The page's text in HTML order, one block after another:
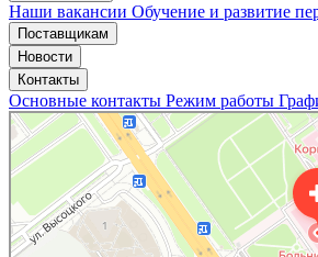
Наши вакансии Обучение и развитие
Поставщикам
Новости
Контакты
Основные контакты Режим работы
«Нижегородская областная клиническая больница
Отделение больницы, госпиталя в Нижнем Новгороде
Больница для взрослых в Нижнем Новгороде